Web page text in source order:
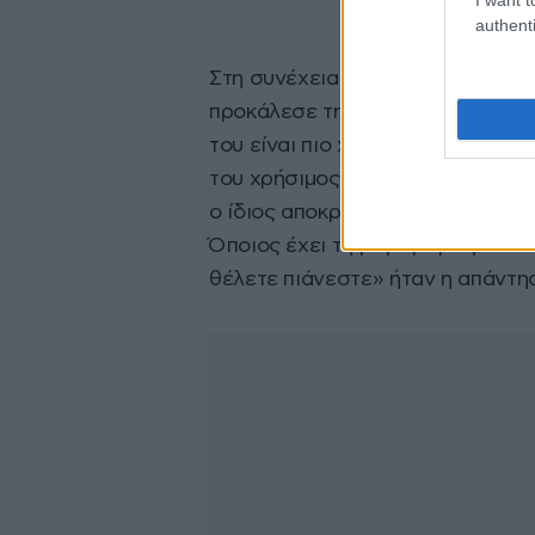
Στη συνέχεια του επεισοδίου
προκάλεσε την αντίδραση των
του είναι πιο χρήσιμες με την
του χρήσιμος είναι το
ο ίδιος αποκρίθηκε προς την
Όποιος έχει τη μύγα
θέλετε πιάνεστε» ήταν η